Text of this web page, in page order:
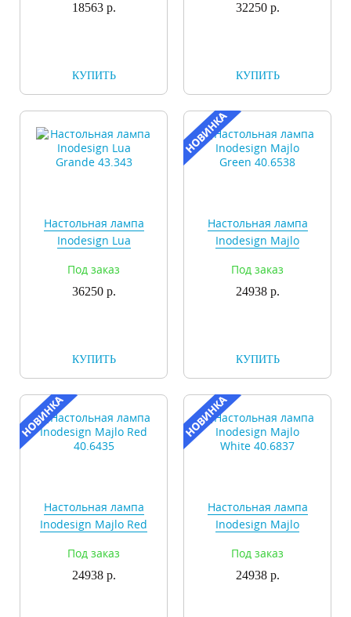
18563 р.
КУПИТЬ
32250 р.
КУПИТЬ
Настольная лампа
Inodesign Lua
Под заказ
36250 р.
КУПИТЬ
Настольная лампа
Inodesign Majlo
Под заказ
24938 р.
КУПИТЬ
Настольная лампа
Inodesign Majlo Red
Под заказ
24938 р.
Настольная лампа
Inodesign Majlo
Под заказ
24938 р.